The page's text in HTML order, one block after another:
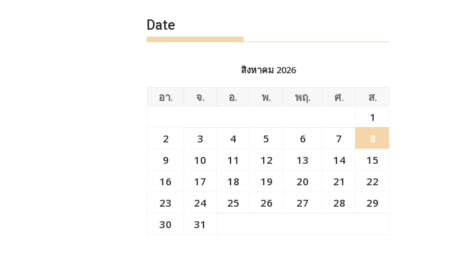
Date
สิงหาคม 2026
อา. จ. อ. พ. พฤ. ศ.
ส.
1
2
3 4 5 6 7
8
9
10 11 12 13 14
15
16
17 18 19 20 21
22
23
24 25 26 27 28
29
30
31